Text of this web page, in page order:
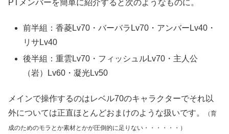
PTメンバーを簡単に紹介すると次のようなものに。
前半組：香菱Lv70・バーバラLv70・アンバーLv40・
リサLv40
後半組：重雲Lv70・フィッシュルLv70・主人公
（岩）Lv60・凝光Lv50
メインで操作するのはレベル70のキャラクターでそれ以
外については正直ほとんどおまけのような扱いです。
（育
成のためのモラとか素材とかが圧倒的に足りない・・・・・・）